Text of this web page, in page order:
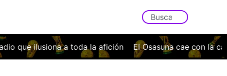
la afición El Osasuna cae con la cabeza bien alta ante